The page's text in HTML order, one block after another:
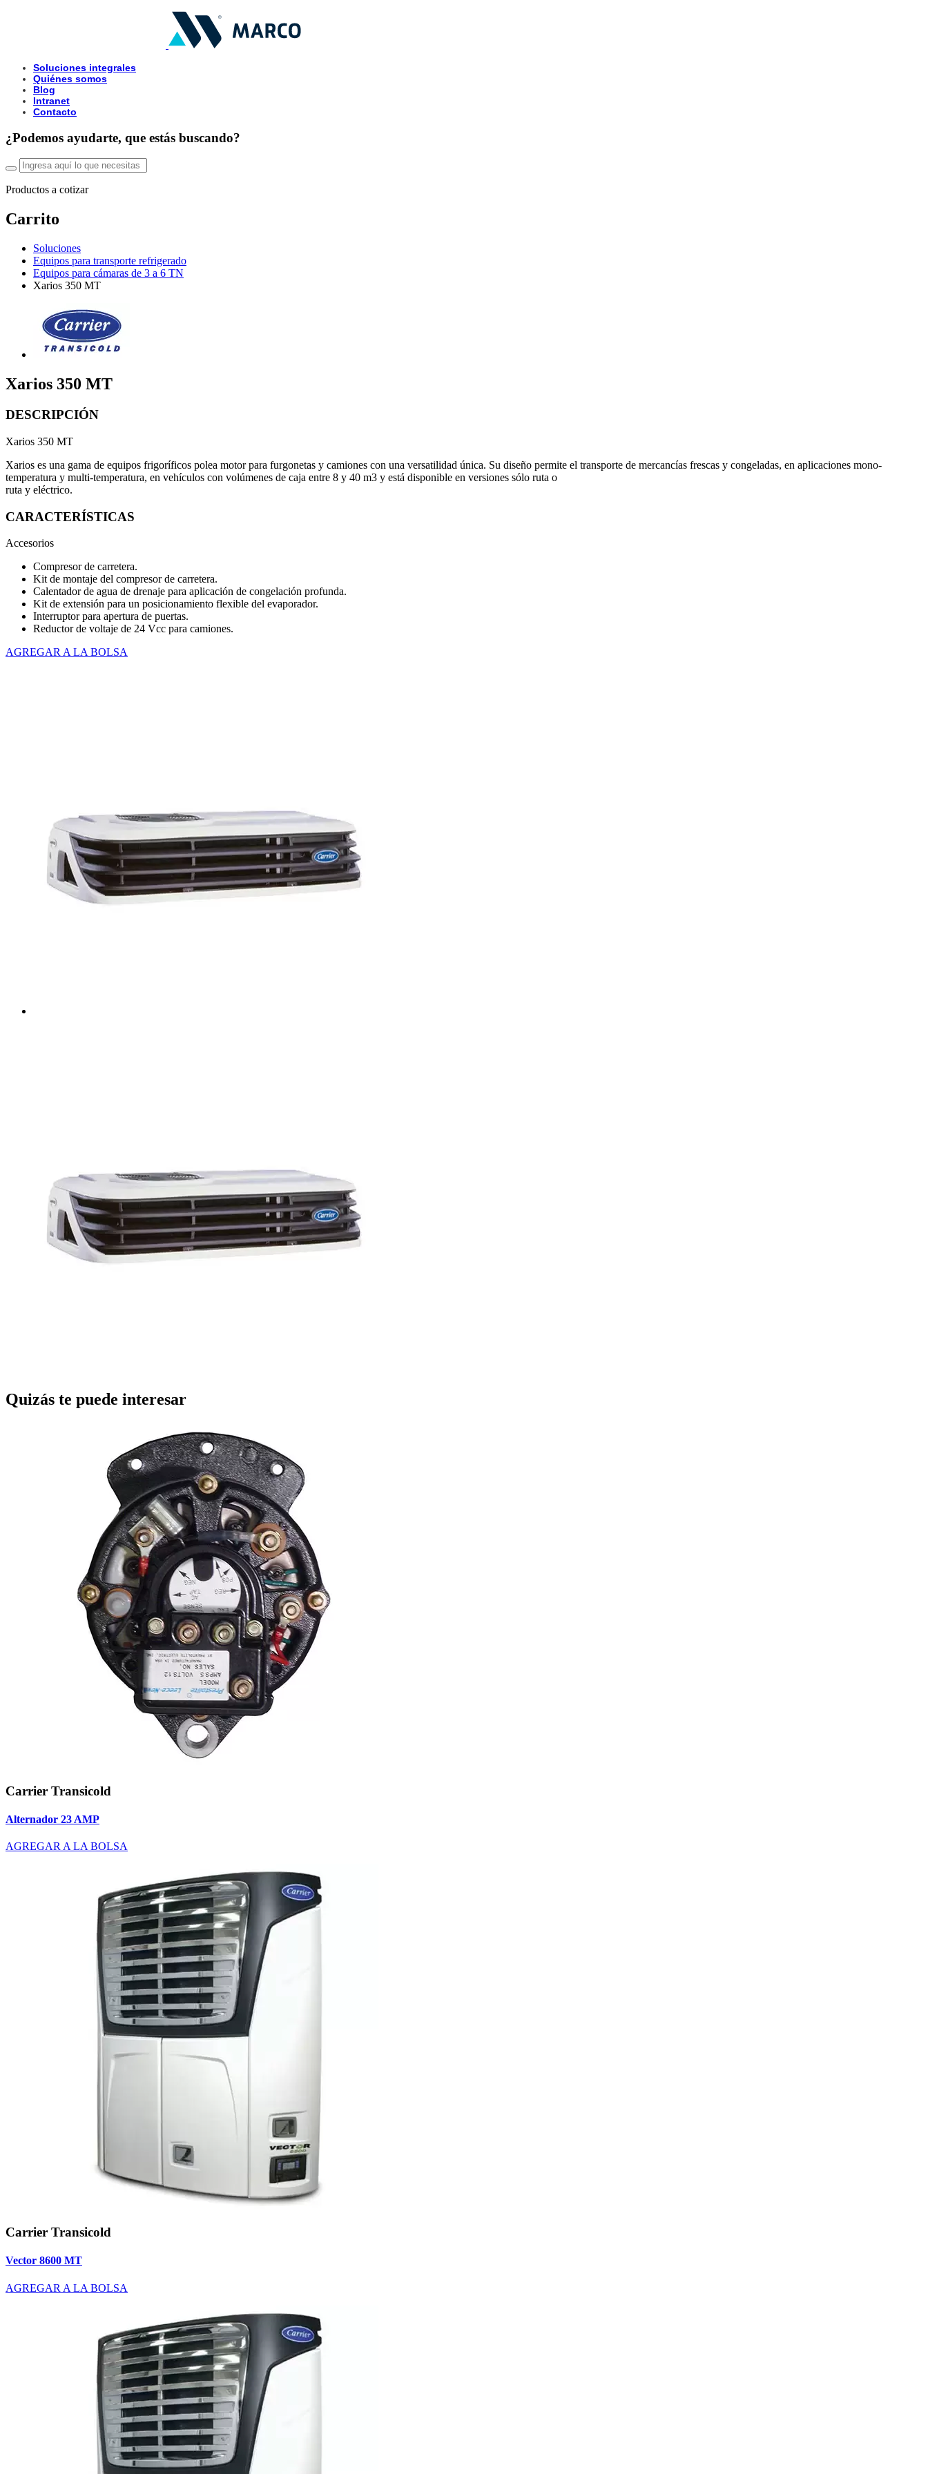
Soluciones integrales
Quiénes somos
Blog
Intranet
Contacto
¿Podemos ayudarte, que estás buscando?
Productos a cotizar
Carrito
Soluciones
Equipos para transporte refrigerado
Equipos para cámaras de 3 a 6 TN
Xarios 350 MT
Xarios 350 MT
DESCRIPCIÓN
Xarios 350 MT
Xarios es una gama de equipos frigoríficos polea motor para furgonetas y camiones con una versatilidad única. Su diseño permite el transporte de mercancías frescas y congeladas, en aplicaciones mono-
temperatura y multi-temperatura, en vehículos con volúmenes de caja entre 8 y 40 m3 y está disponible en versiones sólo ruta o
ruta y eléctrico.
CARACTERÍSTICAS
Accesorios
Compresor de carretera.
Kit de montaje del compresor de carretera.
Calentador de agua de drenaje para aplicación de congelación profunda.
Kit de extensión para un posicionamiento flexible del evaporador.
Interruptor para apertura de puertas.
Reductor de voltaje de 24 Vcc para camiones.
AGREGAR A LA BOLSA
Quizás te puede interesar
Carrier Transicold
Alternador 23 AMP
AGREGAR A LA BOLSA
Carrier Transicold
Vector 8600 MT
AGREGAR A LA BOLSA